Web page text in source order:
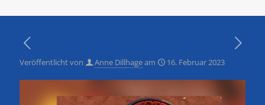
Veröffentlicht von Anne Dillhageam 16. Februar 2023